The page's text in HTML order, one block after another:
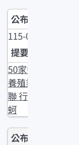
115-04-28
50家餐飲、
養殖業者串
聯 行銷台南
蚵